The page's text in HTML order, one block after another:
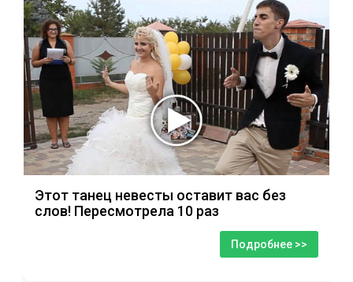
Этот танец невесты оставит вас без
слов! Пересмотрела 10 раз
Подробнее >>